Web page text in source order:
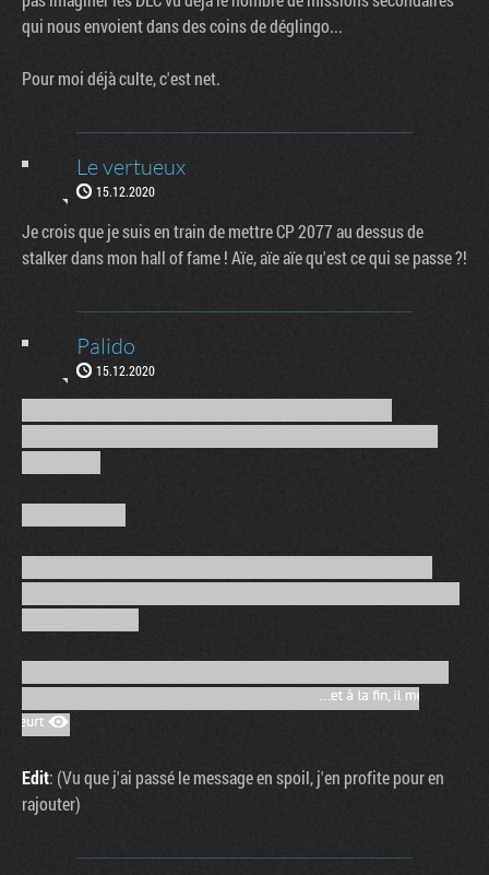
qui nous envoient dans des coins de déglingo...
Pour moi déjà culte, c'est net.
Le vertueux
15.12.2020
Je crois que je suis en train de mettre CP 2077 au dessus de
stalker dans mon hall of fame ! Aïe, aïe aïe qu'est ce qui se passe ?!
Palido
15.12.2020
Edit: (Vu que j'ai passé le message en spoil, j'en profite pour en
rajouter)